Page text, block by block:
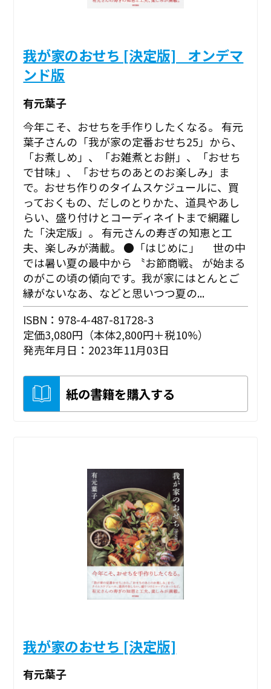
我が家のおせち [決定版] _オンデマ
ンド版
有元葉子
今年こそ、おせちを手作りしたくなる。 有元
葉子さんの「我が家の定番おせち25」から、
「お煮しめ」、「お雑煮とお餅」、「おせち
で甘味」、「おせちのあとのお楽しみ」ま
で。おせち作りのタイムスケジュールに、買
っておくもの、だしのとりかた、道具やあし
らい、盛り付けとコーディネイトまで網羅し
た「決定版」。 有元さんの寿ぎの知恵と工
夫、楽しみが満載。 ●「はじめに」 世の中
では暑い夏の最中から 〝お節商戦〟 が始まる
のがこの頃の傾向です。我が家にはとんとご
縁がないなあ、などと思いつつ夏の...
ISBN：978-4-487-81728-3
定価3,080円（本体2,800円＋税10%）
発売年月日：2023年11月03日
紙の書籍を購入する
我が家のおせち [決定版]
有元葉子